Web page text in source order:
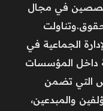
في مجال
الجماعية في
داخل المؤسسات
التي تضمن
والمبدعين،